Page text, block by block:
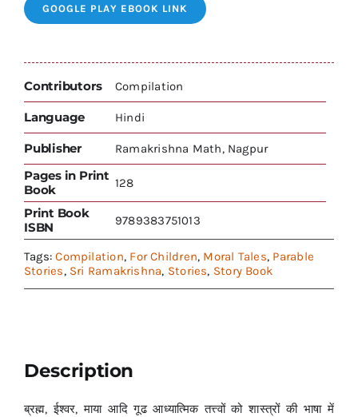
GOOGLE PLAY EBOOK LINK
Contributors Compilation
Language Hindi
Publisher Ramakrishna Math, Nagpur
Pages in Print
Book
128
Print Book
ISBN
9789383751013
Tags:Compilation, For Children, Moral Tales, Parable
Stories, Sri Ramakrishna, Stories, Story Book
Description
ब्रह्म, ईश्वर, माया आदि गूढ आध्यात्मिक तत्त्वों को शास्त्रों की भाषा में